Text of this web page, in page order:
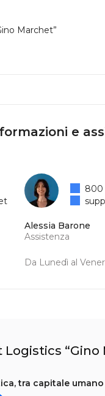
Marchet”
e
Alessia Barone
Assistenza
Da Lunedì al
800
“Gino
tra capitale